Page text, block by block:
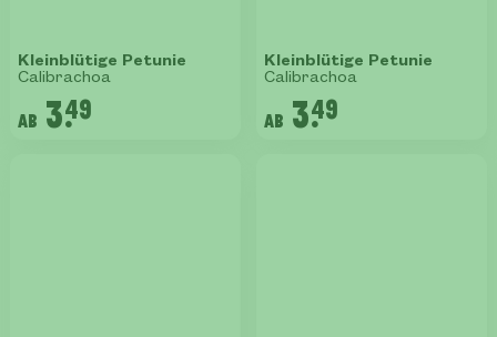
Kleinblütige Petunie
Calibrachoa
ab 3.49
Kleinblütige Petunie
Calibrachoa
ab 3.49